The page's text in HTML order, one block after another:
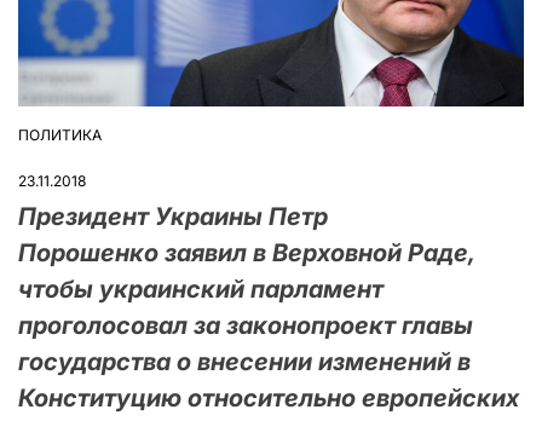
ОПУБЛІКУВАТИ
ПОЛИТИКА
23.11.2018
Президент Украины Петр
Порошенко заявил в Верховной Раде,
чтобы украинский парламент
проголосовал за законопроект главы
государства о внесении изменений в
Конституцию относительно европейских